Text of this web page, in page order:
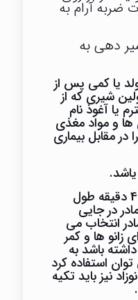
ضربه آرام به
دهی به
یا کمی پس از
شیری که از
یا آغوذ نام
ها و مواد مغذی
مقابل بیماری
شیردهی ممکن است تا 40 دقیقه طول
در جایی
انتخاب می
زانو ها و کمر
باشد به
استفاده کرد
نیز باید تکیه